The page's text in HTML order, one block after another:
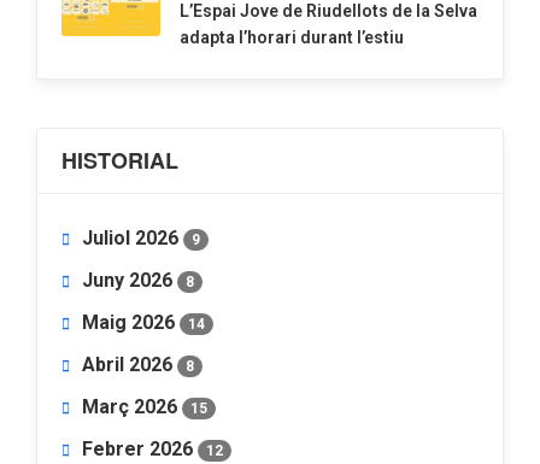
​L’Espai Jove de Riudellots de la Selva
adapta l’horari durant l’estiu
HISTORIAL
Juliol 2026 9
Juny 2026 8
Maig 2026 14
Abril 2026 8
Març 2026 15
Febrer 2026 12